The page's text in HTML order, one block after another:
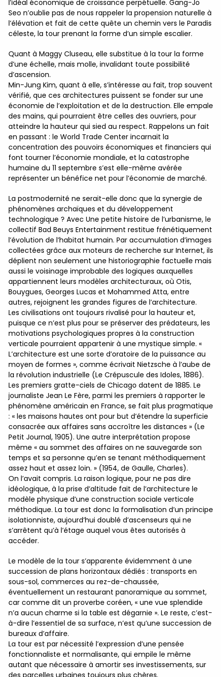
l’idéal économique de croissance perpétuelle. Gang-Jo
Seo n’oublie pas de nous rappeler la propension naturelle à
l’élévation et fait de cette quête un chemin vers le Paradis
céleste, la tour prenant la forme d’un simple escalier.
Quant à Maggy Cluseau, elle substitue à la tour la forme
d’une échelle, mais molle, invalidant toute possibilité
d’ascension.
Min-Jung Kim, quant à elle, s’intéresse au fait, trop souvent
vérifié, que ces architectures puissent se fonder sur une
économie de l’exploitation et de la destruction. Elle empale
des mains, qui pourraient être celles des ouvriers, pour
atteindre la hauteur qui sied au respect. Rappelons un fait
en passant : le World Trade Center incarnait la
concentration des pouvoirs économiques et financiers qui
font tourner l’économie mondiale, et la catastrophe
humaine du 11 septembre s’est elle-même avérée
représenter un bénéfice net pour l’économie de marché.
La postmodernité ne serait-elle donc que la synergie de
phénomènes archaïques et du développement
technologique ? Avec Une petite histoire de l’urbanisme, le
collectif Bad Beuys Entertainment restitue frénétiquement
l’évolution de l’habitat humain. Par accumulation d’images
collectées grâce aux moteurs de recherche sur Internet, ils
déplient non seulement une historiographie factuelle mais
aussi le voisinage improbable des logiques auxquelles
appartiennent leurs modèles architecturaux, où Otis,
Bouygues, Georges Lucas et Mohammed Atta, entre
autres, rejoignent les grandes figures de l’architecture.
Les civilisations ont toujours rivalisé pour la hauteur et,
puisque ce n’est plus pour se préserver des prédateurs, les
motivations psychologiques propres à la construction
verticale pourraient appartenir à une mystique simple. «
L’architecture est une sorte d’oratoire de la puissance au
moyen de formes », comme écrivait Nietzsche à l’aube de
la révolution industrielle (Le Crépuscule des Idoles, 1886).
Les premiers gratte-ciels de Chicago datent de 1885. Le
journaliste Jean Le Fère, parmi les premiers à rapporter le
phénomène américain en France, se fait plus pragmatique
: « les maisons hautes ont pour but d’étendre la superficie
consacrée aux affaires sans accroître les distances » (Le
Petit Journal, 1905). Une autre interprétation propose
même « au sommet des affaires on ne sauvegarde son
temps et sa personne qu’en se tenant méthodiquement
assez haut et assez loin. » (1954, de Gaulle, Charles).
On l’avait compris. La raison logique, pour ne pas dire
idéologique, à la prise d’altitude fait de l’architecture le
modèle physique d’une construction sociale verticale
méthodique. La tour est donc la formalisation d’un principe
isolationniste, aujourd’hui doublé d’ascenseurs qui ne
s’arrêtent qu’à l’étage auquel vous êtes autorisés à
accéder.
Le modèle de la tour s’apparente évidemment à une
succession de plans horizontaux dédiés : transports en
sous-sol, commerces au rez-de-chaussée,
éventuellement un restaurant panoramique au sommet,
car comme dit un proverbe coréen, « une vue splendide
n’a aucun charme si la table est dégarnie ». Le reste, c’est-
à-dire l’essentiel de sa surface, n’est qu’une succession de
bureaux d’affaire.
La tour est par nécessité l’expression d’une pensée
fonctionnaliste et normalisante, qui empile le même
autant que nécessaire à amortir ses investissements, sur
des parcelles urbaines toujours plus chères.